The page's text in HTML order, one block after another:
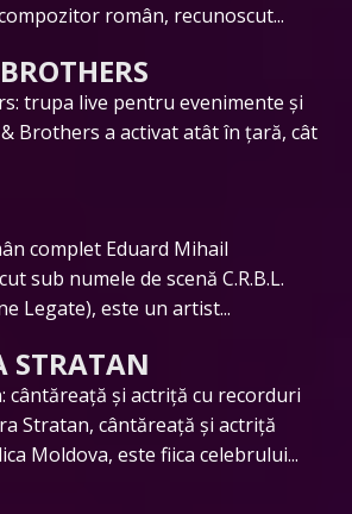
român, recunoscut...
trupa live pentru evenimente și
Brothers a activat atât în țară, cât
complet Eduard Mihail
sub numele de scenă C.R.B.L.
Legate), este un artist...
STRATAN
cântăreață și actriță cu recorduri
Stratan, cântăreață și actriță
Moldova, este fiica celebrului...